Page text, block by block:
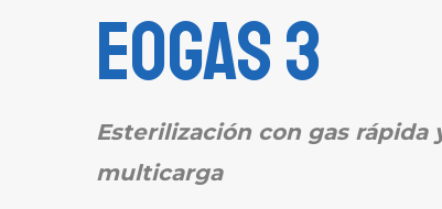
EOGas 3
Esterilización con gas rápida
multicarga